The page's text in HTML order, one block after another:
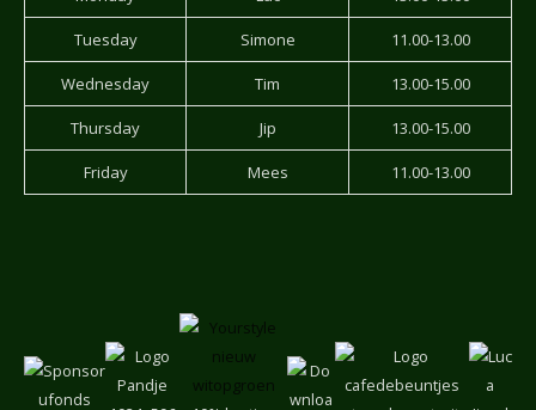
Tuesday Simone 11.00-13.00
Wednesday Tim 13.00-15.00
Thursday Jip 13.00-15.00
Friday Mees 11.00-13.00